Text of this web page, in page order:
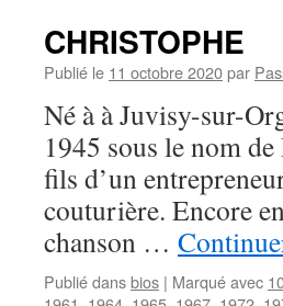
CHRISTOPHE
Publié le 11 octobre 2020par
Né à à Juvisy-sur-
1945 sous le nom
fils d’un
couturière. Encore
chanson …
Publié dansbios | Marqué avec